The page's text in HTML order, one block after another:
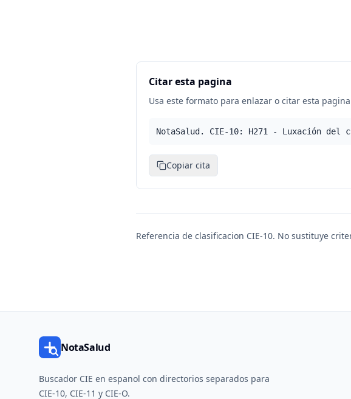
Citar esta pagina
Usa este formato para enlazar o citar esta
NotaSalud. CIE-10: H271 - Luxación
Copiar cita
Referencia de clasificacion CIE-10. No sustituye
NotaSalud
Buscador CIE en espanol con directorios separados para
CIE-10, CIE-11 y CIE-O.